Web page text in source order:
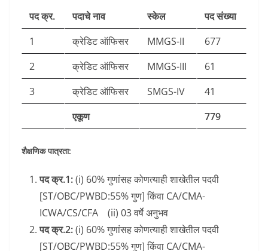
पद क्र. पदाचे नाव स्केल
पद संख्या
1
क्रेडिट ऑफिसर MMGS-II
677
2
क्रेडिट ऑफिसर MMGS-III
61
3
क्रेडिट ऑफिसर SMGS-IV
41
एकूण
779
शैक्षणिक पात्रता:
पद क्र.1:(i) 60% गुणांसह कोणत्याही शाखेतील पदवी
[ST/OBC/PWBD:55% गुण] किंवा CA/CMA-
ICWA/CS/CFA (ii) 03 वर्षे अनुभव
पद क्र.2:(i) 60% गुणांसह कोणत्याही शाखेतील पदवी
[ST/OBC/PWBD:55% गुण] किंवा CA/CMA-